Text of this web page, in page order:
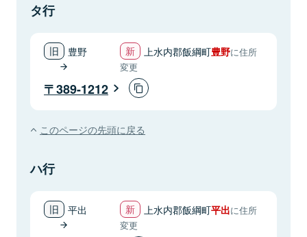
タ行
豊野 上水内郡飯綱町豊野に住所
変更
389-1212
このページの先頭に戻る
ハ行
平出 上水内郡飯綱町平出に住所
変更